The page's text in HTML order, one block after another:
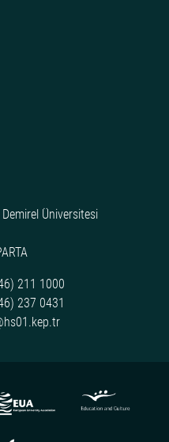
Üniversitesi
211 1000
237 0431